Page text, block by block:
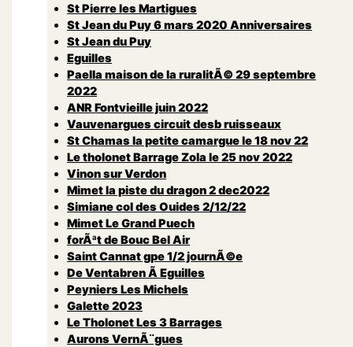
St Pierre les Martigues
St Jean du Puy 6 mars 2020 Anniversaires
St Jean du Puy
Eguilles
Paella maison de la ruralitÃ© 29 septembre
2022
ANR Fontvieille juin 2022
Vauvenargues circuit desb ruisseaux
St Chamas la petite camargue le 18 nov 22
Le tholonet Barrage Zola le 25 nov 2022
Vinon sur Verdon
Mimet la piste du dragon 2 dec2022
Simiane col des Ouides 2/12/22
Mimet Le Grand Puech
forÃªt de Bouc Bel Air
Saint Cannat gpe 1/2 journÃ©e
De Ventabren Ã Eguilles
Peyniers Les Michels
Galette 2023
Le Tholonet Les 3 Barrages
Aurons VernÃ¨gues